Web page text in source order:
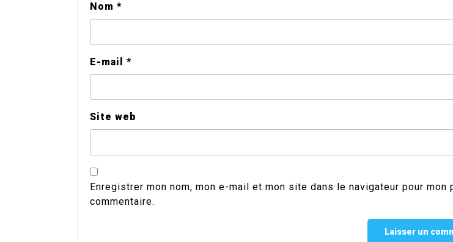
Nom *
E-mail *
Site web
Enregistrer mon nom, mon e-mail et mon site dans le navigateur pour mon
commentaire.